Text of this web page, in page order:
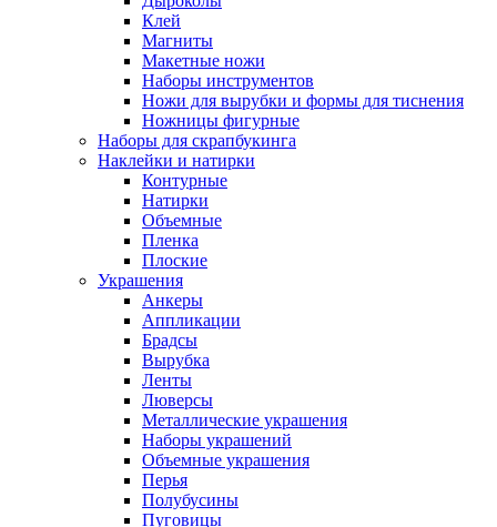
Клей
Магниты
Макетные ножи
Наборы инструментов
Ножи для вырубки и формы для тиснения
Ножницы фигурные
Наборы для скрапбукинга
Наклейки и натирки
Контурные
Натирки
Объемные
Пленка
Плоские
Украшения
Анкеры
Аппликации
Брадсы
Вырубка
Ленты
Люверсы
Металлические украшения
Наборы украшений
Объемные украшения
Перья
Полубусины
Пуговицы